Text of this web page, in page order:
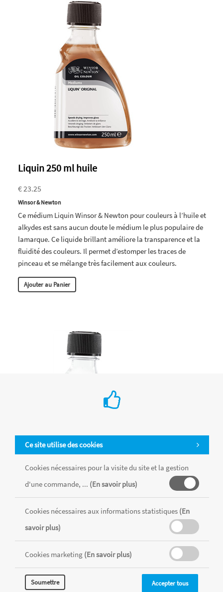
Liquin 250 ml huile
€ 23.25
Winsor & Newton
Ce médium Liquin Winsor & Newton pour couleurs à l’huile et
alkydes est sans aucun doute le médium le plus populaire de
lamarque. Ce liquide brillant améliore la transparence et la
fluidité des couleurs. Il permet d’estomper les traces de
pinceau et se mélange très facilement aux couleurs.
Ajouter au Panier
Médium "sansodor" pour huile 250ml
Winsor & Newton
Les additifs Sansodor pour couleurs à l’huile et alkydes sont
des solvants qui s’évaporent sans lamoindre odeur. Ils ne
laissent pas de résidu et sont parfaits pour la conservation.
Ce site utilise des cookies
Cookies nécessaires pour la visite du site et la gestion
d'une commande, ... (En savoir plus)
Cookies nécessaires aux informations statistiques (En
savoir plus)
Cookies marketing (En savoir plus)
Soumettre Accepter tous